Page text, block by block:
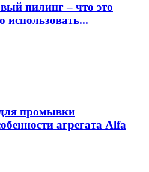
пилинг – что это
использовать...
промывки
агрегата Alfa